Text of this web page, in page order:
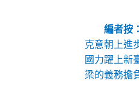
編者按：
克意朝上進
國力躍上新
梁的義務擔